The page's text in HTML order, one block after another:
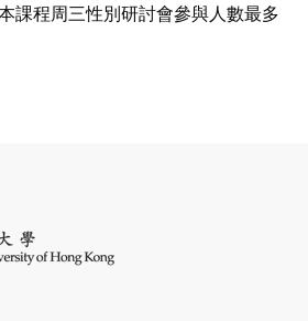
課程周三性別研討會參與人數最多